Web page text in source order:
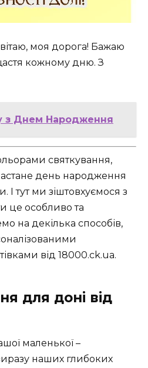
моя дорога! Бажаю
кожному дню. З
з Днем Народження
святкування,
день народження
І тут ми зіштовхуємося з
це особливо та
на декілька способів,
від 18000.ck.ua.
для доні від
маленької –
наших глибоких